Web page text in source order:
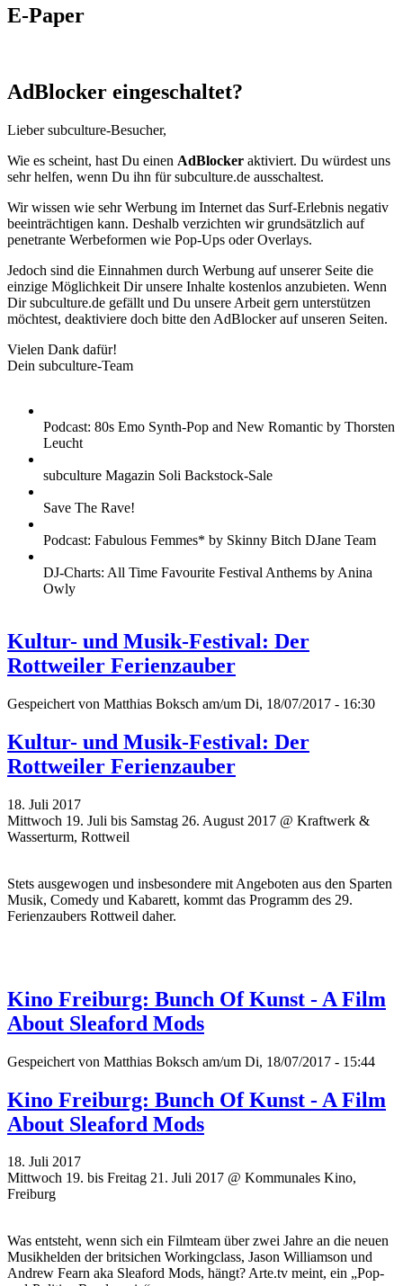
E-Paper
AdBlocker eingeschaltet?
Lieber subculture-Besucher,
Wie es scheint, hast Du einen AdBlocker aktiviert. Du würdest uns
sehr helfen, wenn Du ihn für subculture.de ausschaltest.
Wir wissen wie sehr Werbung im Internet das Surf-Erlebnis negativ
beeinträchtigen kann. Deshalb verzichten wir grundsätzlich auf
penetrante Werbeformen wie Pop-Ups oder Overlays.
Jedoch sind die Einnahmen durch Werbung auf unserer Seite die
einzige Möglichkeit Dir unsere Inhalte kostenlos anzubieten. Wenn
Dir subculture.de gefällt und Du unsere Arbeit gern unterstützen
möchtest, deaktiviere doch bitte den AdBlocker auf unseren Seiten.
Vielen Dank dafür!
Dein subculture-Team
Podcast: 80s Emo Synth-Pop and New Romantic by Thorsten
Leucht
subculture Magazin Soli Backstock-Sale
Save The Rave!
Podcast: Fabulous Femmes* by Skinny Bitch DJane Team
DJ-Charts: All Time Favourite Festival Anthems by Anina
Owly
Kultur- und Musik-Festival: Der
Rottweiler Ferienzauber
Gespeichert von Matthias Boksch am/um Di, 18/07/2017 - 16:30
Kultur- und Musik-Festival: Der
Rottweiler Ferienzauber
18. Juli 2017
Mittwoch 19. Juli bis Samstag 26. August 2017 @ Kraftwerk &
Wasserturm, Rottweil
Stets ausgewogen und insbesondere mit Angeboten aus den Sparten
Musik, Comedy und Kabarett, kommt das Programm des 29.
Ferienzaubers Rottweil daher.
Kino Freiburg: Bunch Of Kunst - A Film
About Sleaford Mods
Gespeichert von Matthias Boksch am/um Di, 18/07/2017 - 15:44
Kino Freiburg: Bunch Of Kunst - A Film
About Sleaford Mods
18. Juli 2017
Mittwoch 19. bis Freitag 21. Juli 2017 @ Kommunales Kino,
Freiburg
Was entsteht, wenn sich ein Filmteam über zwei Jahre an die neuen
Musikhelden der britsichen Workingclass, Jason Williamson und
Andrew Fearn aka Sleaford Mods, hängt? Arte.tv meint, ein „Pop-